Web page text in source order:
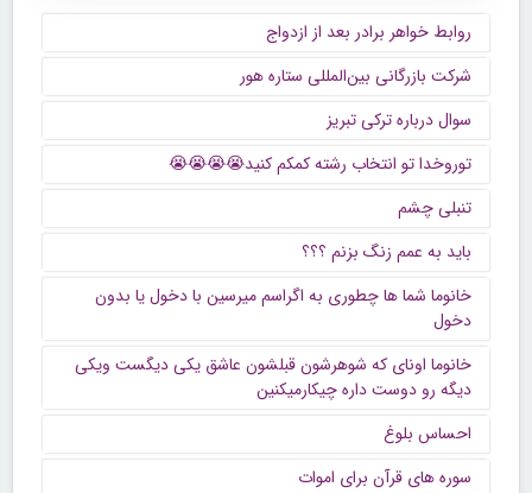
روابط خواهر برادر بعد از ازدواج
شرکت بازرگانی بین‌المللی ستاره هور
سوال درباره ترکی تبریز
توروخدا تو انتخاب رشته کمکم کنید😭😭😭😭
تنبلی چشم
باید به عمم زنگ بزنم ؟؟؟
خانوما شما ها چطوری به اگراسم میرسین با دخول یا بدون
دخول
خانوما اونای که شوهرشون قبلشون عاشق یکی دیگست ویکی
دیگه رو دوست داره چیکارمیکنین
احساس بلوغ
سوره های قرآن برای اموات